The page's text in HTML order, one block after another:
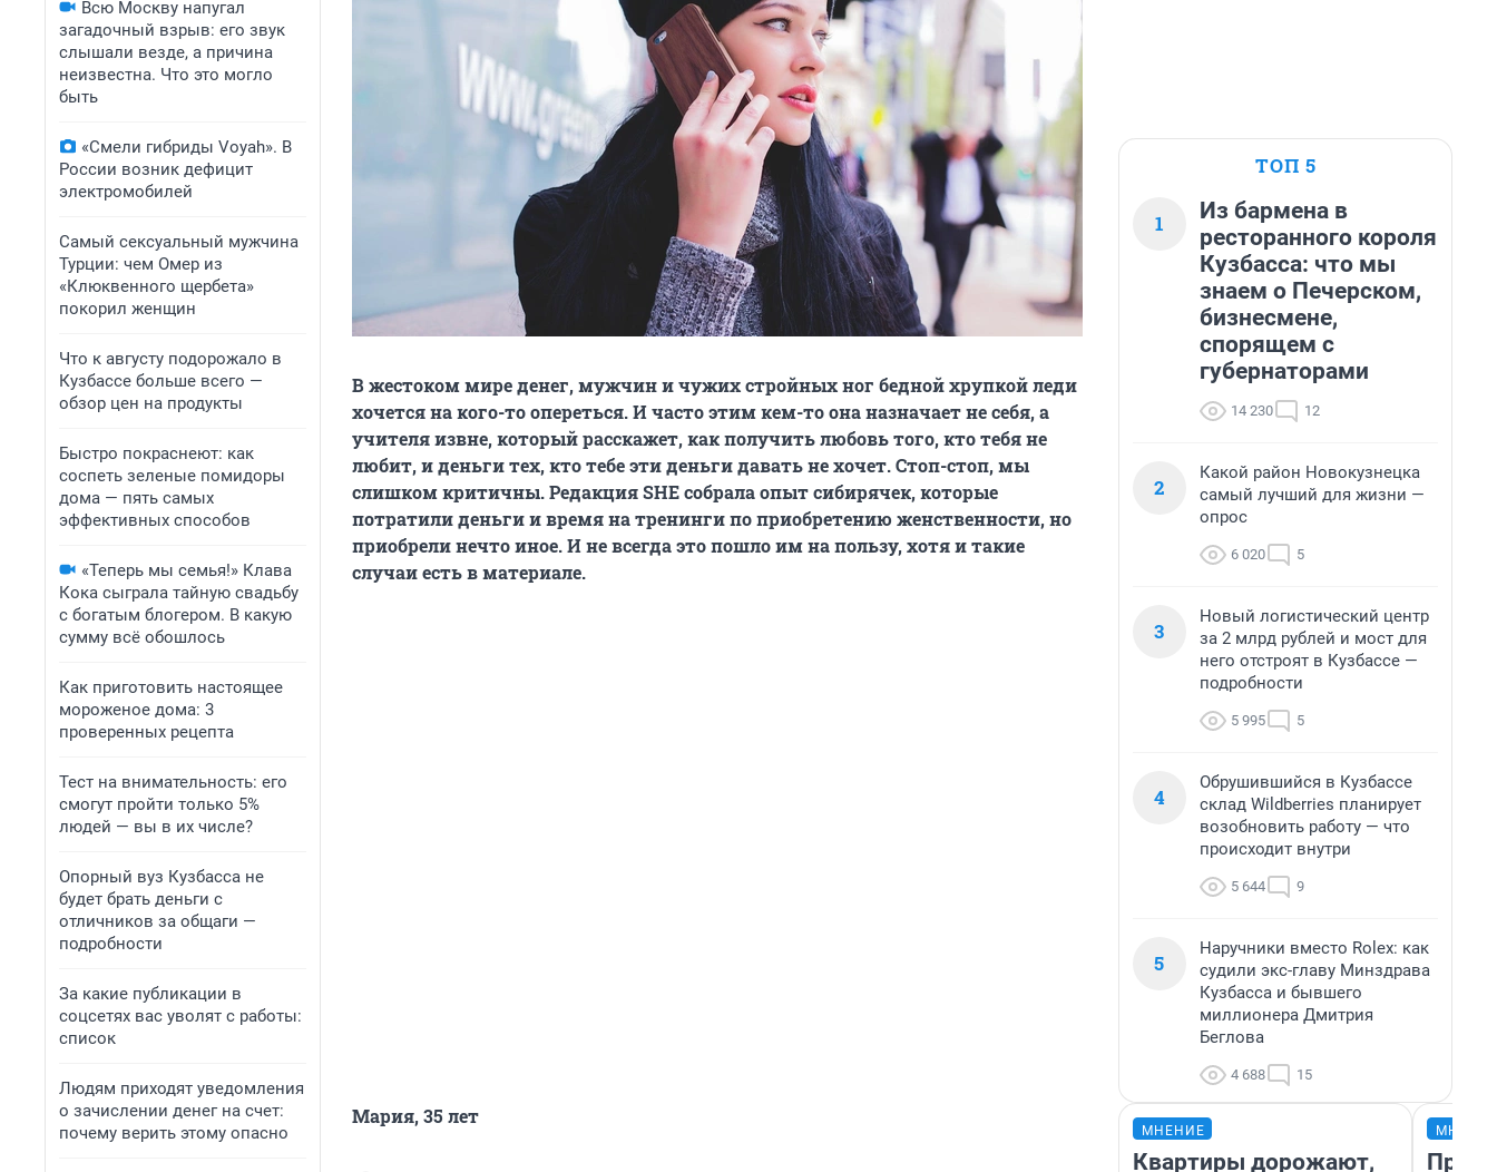
Всю Москву напугал
загадочный взрыв: его звук
слышали везде, а причина
неизвестна. Что это могло
быть
«Смели гибриды Voyah». В
России возник дефицит
электромобилей
Самый сексуальный мужчина
Турции: чем Омер из
«Клюквенного щербета»
покорил женщин
Что к августу подорожало в
Кузбассе больше всего —
обзор цен на продукты
Быстро покраснеют: как
соспеть зеленые помидоры
дома — пять самых
эффективных способов
«Теперь мы семья!» Клава
Кока сыграла тайную свадьбу
с богатым блогером. В какую
сумму всё обошлось
Как приготовить настоящее
мороженое дома: 3
проверенных рецепта
Тест на внимательность: его
смогут пройти только 5%
людей — вы в их числе?
Опорный вуз Кузбасса не
будет брать деньги с
отличников за общаги —
подробности
За какие публикации в
соцсетях вас уволят с работы:
список
Людям приходят уведомления
о зачислении денег на счет:
почему верить этому опасно
В жестоком мире денег, мужчин и чужих стройных ног бедной хрупкой леди
хочется на кого-то опереться. И часто этим кем-то она назначает не себя, а
учителя извне, который расскажет, как получить любовь того, кто тебя не
любит, и деньги тех, кто тебе эти деньги давать не хочет. Стоп-стоп, мы
слишком критичны. Редакция SHE собрала опыт сибирячек, которые
потратили деньги и время на тренинги по приобретению женственности, но
приобрели нечто иное. И не всегда это пошло им на пользу, хотя и такие
случаи есть в материале.
Мария, 35 лет
ТОП 5
1
Из бармена в
ресторанного короля
Кузбасса: что мы
знаем о Печерском,
бизнесмене,
спорящем с
губернаторами
14 230 12
2
Какой район Новокузнецка
самый лучший для жизни —
опрос
6 020 5
3
Новый логистический центр
за 2 млрд рублей и мост для
него отстроят в Кузбассе —
подробности
5 995 5
4
Обрушившийся в Кузбассе
склад Wildberries планирует
возобновить работу — что
происходит внутри
5 644 9
5
Наручники вместо Rolex: как
судили экс-главу Минздрава
Кузбасса и бывшего
миллионера Дмитрия
Беглова
4 688 15
МНЕНИЕ
Квартиры дорожают,